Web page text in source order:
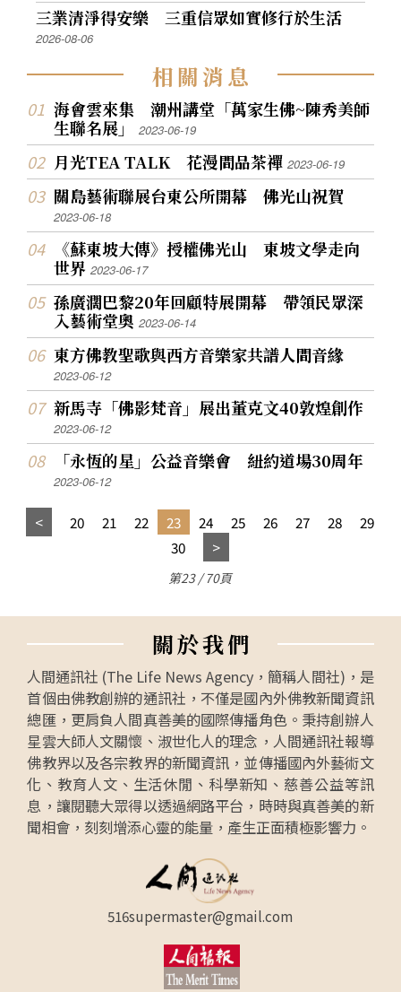
三業清淨得安樂 三重信眾如實修行於生活
2026-08-06
相關消息
海會雲來集 潮州講堂「萬家生佛~陳秀美師
生聯名展」2023-06-19
月光TEA TALK 花漫間品茶禪2023-06-19
關島藝術聯展台東公所開幕 佛光山祝賀
2023-06-18
《蘇東坡大傳》授權佛光山 東坡文學走向
世界2023-06-17
孫廣濶巴黎20年回顧特展開幕 帶領民眾深
入藝術堂奧2023-06-14
東方佛教聖歌與西方音樂家共譜人間音緣
2023-06-12
新馬寺「佛影梵音」展出董克文40敦煌創作
2023-06-12
「永恆的星」公益音樂會 紐約道場30周年
2023-06-12
20 21 22 23 24 25 26 27 28
29
30
第23 / 70頁
關於我們
人間通訊社 (The Life News Agency，簡稱人間社)，是
首個由佛教創辦的通訊社，不僅是國內外佛教新聞資訊
總匯，更肩負人間真善美的國際傳播角色。秉持創辦人
星雲大師人文關懷、淑世化人的理念，人間通訊社報導
佛教界以及各宗教界的新聞資訊，並傳播國內外藝術文
化、教育人文、生活休閒、科學新知、慈善公益等訊
息，讓閱聽大眾得以透過網路平台，時時與真善美的新
聞相會，刻刻增添心靈的能量，產生正面積極影響力。
516supermaster@gmail.com